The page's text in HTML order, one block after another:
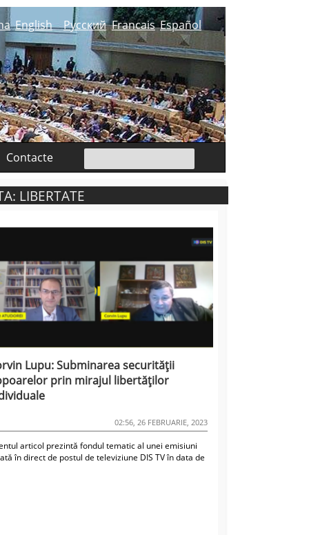
English Русский Francais Español
Contacte
LIBERTATE
Lupu: Subminarea securității
prin mirajul libertăților
02:56, 26 FEBRUARIE, 2023
articol prezintă fondul tematic al unei emisiuni
în direct de postul de televiziune DIS TV în data de